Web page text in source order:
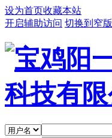
设为首页收藏本站
开启辅助访问 切换到窄版